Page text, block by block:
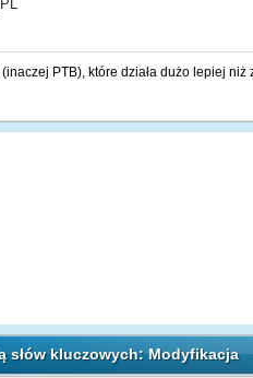
.PL
PTB), które działa dużo lepiej
słów kluczowych: Modyfikacja